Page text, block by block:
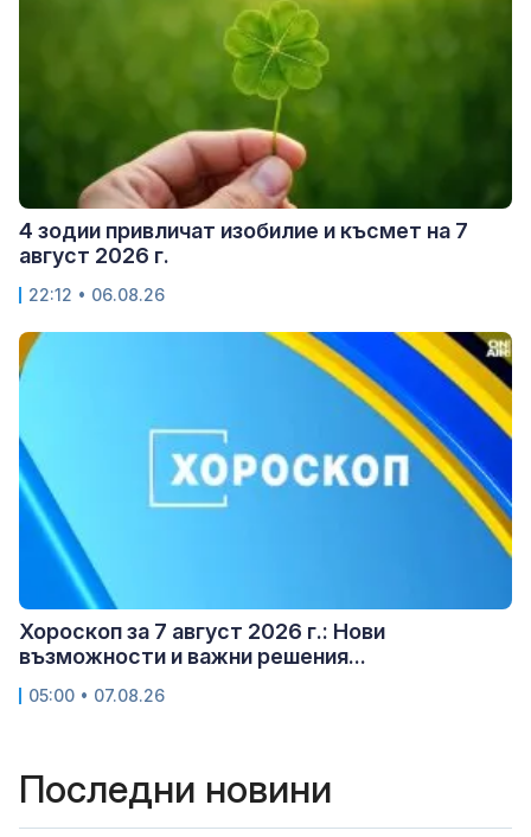
4 зодии привличат изобилие и късмет на 7
август 2026 г.
22:12 • 06.08.26
Хороскоп за 7 август 2026 г.: Нови
възможности и важни решения...
05:00 • 07.08.26
Последни новини